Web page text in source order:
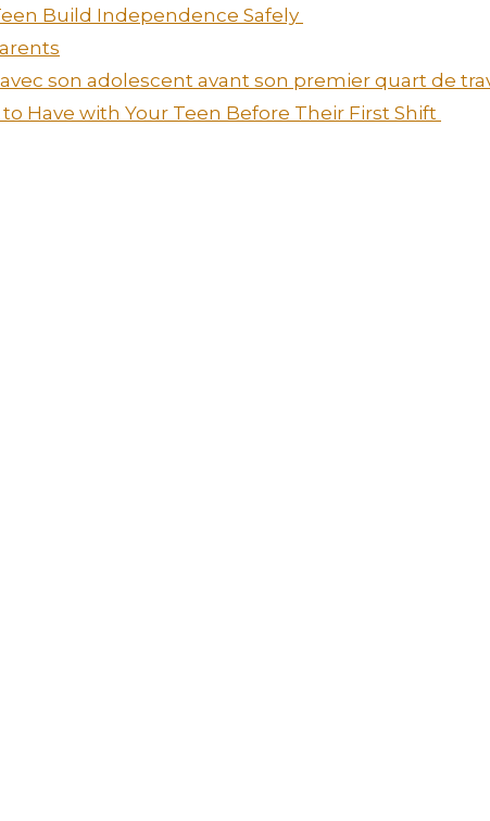
Build Independence Safely
son adolescent avant son premier quart de
Have with Your Teen Before Their First Shift